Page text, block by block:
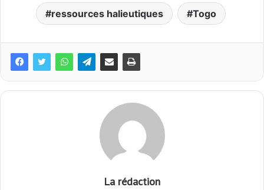
ressources halieutiques Togo
La rédaction